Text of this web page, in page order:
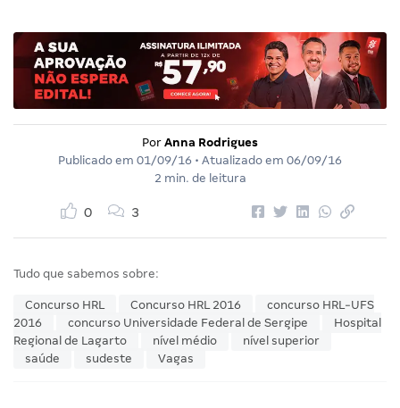
Por Anna Rodrigues
Publicado em 01/09/16 • Atualizado em 06/09/16
2 min. de leitura
0 3
Tudo que sabemos sobre:
Concurso HRL Concurso HRL 2016
concurso HRL-UFS
2016
concurso Universidade Federal de Sergipe
Hospital
Regional de Lagarto
nível médio
nível superior
saúde
sudeste Vagas